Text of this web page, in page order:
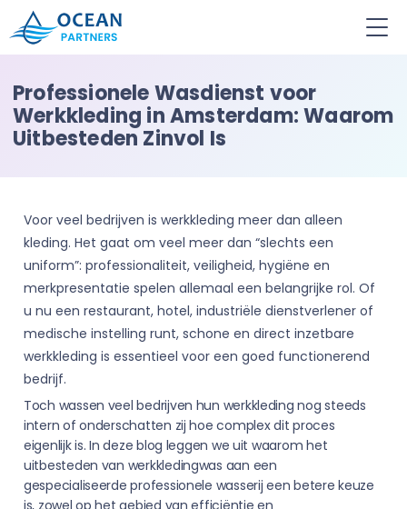
Ocean
Professionele Wasdienst voor
Werkkleding in Amsterdam: Waarom
Uitbesteden Zinvol Is
Voor veel bedrijven is werkkleding meer dan alleen
kleding. Het gaat om veel meer dan “slechts een
uniform”: professionaliteit, veiligheid, hygiëne en
merkpresentatie spelen allemaal een belangrijke rol. Of
u nu een restaurant, hotel, industriële dienstverlener of
medische instelling runt, schone en direct inzetbare
werkkleding is essentieel voor een goed functionerend
bedrijf.
Toch wassen veel bedrijven hun werkkleding nog steeds
intern of onderschatten zij hoe complex dit proces
eigenlijk is. In deze blog leggen we uit waarom het
uitbesteden van werkkledingwas aan een
gespecialiseerde professionele wasserij een betere keuze
is, zowel op het gebied van efficiëntie en